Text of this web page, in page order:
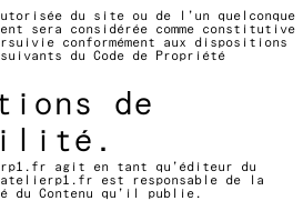
du site ou de l’un quelconque
sera considérée comme constitutive
conformément aux dispositions
du Code de Propriété
de
agit en tant qu’éditeur du
est responsable de la
Contenu qu’il publie.